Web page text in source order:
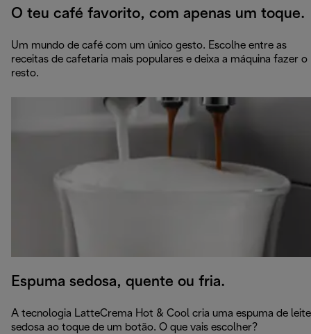
O teu café favorito, com apenas um toque.
Um mundo de café com um único gesto. Escolhe entre as
receitas de cafetaria mais populares e deixa a máquina fazer o
resto.
Espuma sedosa, quente ou fria.
A tecnologia LatteCrema Hot & Cool cria uma espuma de leite
sedosa ao toque de um botão. O que vais escolher?